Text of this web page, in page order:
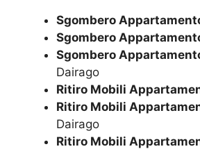
Sgombero
Sgombero
Sgombero
Dairago
Ritiro Mobili
Ritiro Mobili
Dairago
Ritiro Mobili